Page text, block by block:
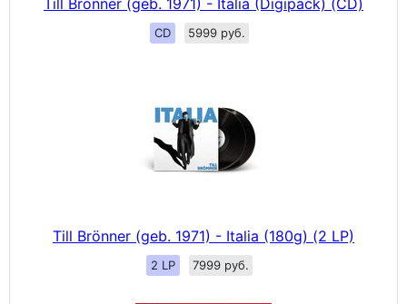
Till Brönner (geb. 1971) - Italia (Digipack) (CD)
CD 5999 руб.
Till Brönner (geb. 1971) - Italia (180g) (2 LP)
2 LP 7999 руб.